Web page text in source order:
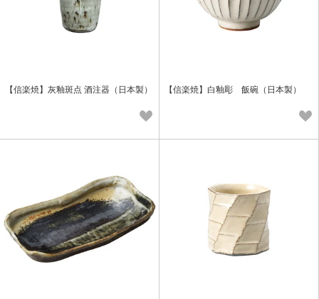
【信楽焼】灰釉斑点 酒注器（日本製） 【信楽焼】白釉彫 飯碗（日本製）